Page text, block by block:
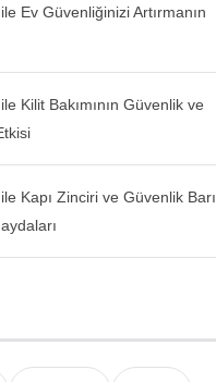
Ev Güvenliğinizi Artırmanın
Kilit Bakımının Güvenlik ve
Kapı Zinciri ve Güvenlik Barı